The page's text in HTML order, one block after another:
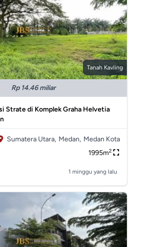
Tanah Kavling
Rp 14.46 miliar
Strate di Komplek Graha Helvetia
Sumatera Utara, Medan, Medan Kota
1995m2
1 minggu yang lalu